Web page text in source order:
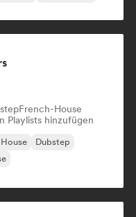
French-House
Playlists hinzufügen
Dubstep